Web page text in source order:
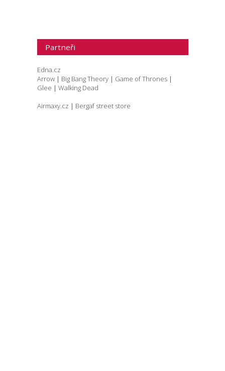
Partneři
Edna.cz
Arrow | Big Bang Theory | Game of Thrones |
Glee | Walking Dead
Airmaxy.cz | Bergaf street store